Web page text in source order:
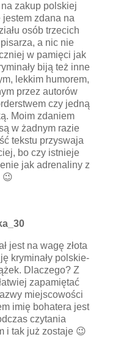
zakup polskiej
zdana na
osób trzecich
a nic nie
w pamięci jak
biją też inne
lekkim humorem,
przez autorów
czy jedną
Moim zdaniem
w żadnym razie
tekstu przyswaja
bo czy istnieje
jak adrenaliny z
😉
jest na wagę złota
kryminały polskie-
Dlaczego? Z
zapamiętać
miejscowości
imię bohatera jest
czytania
i tak już zostaje 😉